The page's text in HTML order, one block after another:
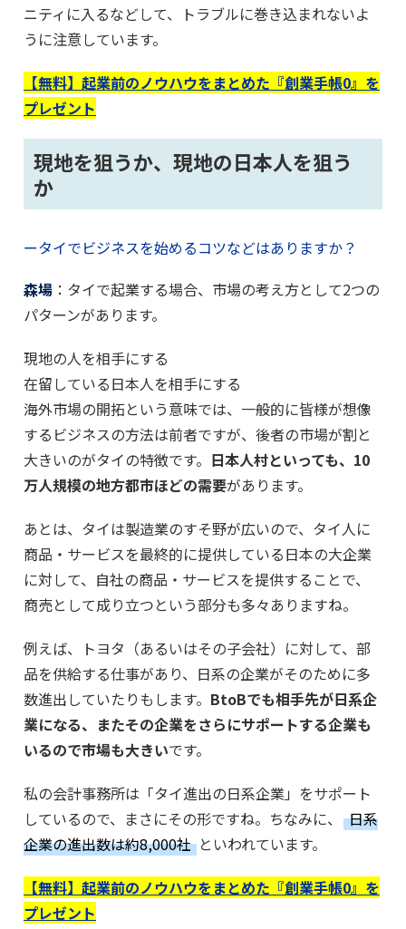
ニティに入るなどして、トラブルに巻き込まれないよ
うに注意しています。
【無料】起業前のノウハウをまとめた『創業手帳0』を
プレゼント
現地を狙うか、現地の日本人を狙う
か
ータイでビジネスを始めるコツなどはありますか？
森場 ：タイで起業する場合、市場の考え方として2つの
パターンがあります。
現地の人を相手にする
在留している日本人を相手にする
海外市場の開拓という意味では、一般的に皆様が想像
するビジネスの方法は前者ですが、後者の市場が割と
大きいのがタイの特徴です。 日本人村といっても、10
万人規模の地方都市ほどの需要があります。
あとは、タイは製造業のすそ野が広いので、タイ人に
商品・サービスを最終的に提供している日本の大企業
に対して、自社の商品・サービスを提供することで、
商売として成り立つという部分も多々ありますね。
例えば、トヨタ（あるいはその子会社）に対して、部
品を供給する仕事があり、日系の企業がそのために多
数進出していたりもします。 BtoBでも相手先が日系企
業になる、またその企業をさらにサポートする企業も
いるので市場も大きいです。
私の会計事務所は「タイ進出の日系企業」をサポート
しているので、まさにその形ですね。ちなみに、
日系
企業の進出数は約8,000社 といわれています。
【無料】起業前のノウハウをまとめた『創業手帳0』を
プレゼント